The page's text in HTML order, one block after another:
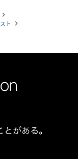
navigate_next
ト navigate_next